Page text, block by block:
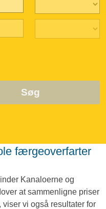
Søg
Kanaloerne og
at sammenligne priser
vi også resultater for